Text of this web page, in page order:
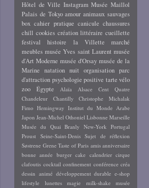
Hôtel de Ville Instagram Musée Maillol
Palais de Tokyo amour animaux sauvages
box cahier pratique canicule chaussures
chill cookies création littéraire cueillette
festival
histoire la Villette
marché
meubles musée Yves saint Laurent musée
d'Art Moderne musée d'Orsay musée de la
Marine natation nuit organisation parc
d'attraction psychologie positive tarte vélo
zoo
Égypte Alaïa Alsace
Cent Quatre
Chandeleur
Chantilly
Christophe Michalak
Fimo Hemingway Institut du Monde Arabe
Japon Jean-Michel Othoniel Lisbonne Marseille
Musée du Quai Branly
New-York
Portugal
Proust Seine-Saint-Denis Sujet de réflexion
Søstrene Grene Taste of Paris amis anniversaire
bonne année burger cake calendrier cirque
clafoutis cocktail confinement conférence créa
dessin animé développement durable e-shop
lifestyle
lunettes magie milk-shake
musée